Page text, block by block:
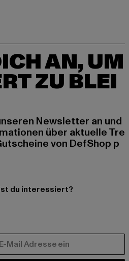
AN, UM
ZU BLEI
Newsletter an und
über aktuelle Tre
von DefShop p
du interessiert?